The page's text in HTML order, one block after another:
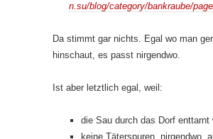
n.su/blog/category/bankraube/
Da stimmt gar nichts. Egal wo man
hinschaut, es passt nirgendwo.
Ist aber letztlich egal, weil:
die Sau durch das Dorf enttarnt
keine Täterspuren, nirgendwo,